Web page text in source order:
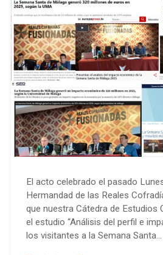
El acto celebrado el pasado
Hermandad de las Reales
que nuestra Cátedra de
el estudio “Análisis del perfil e
los visitantes a la Semana Santa…